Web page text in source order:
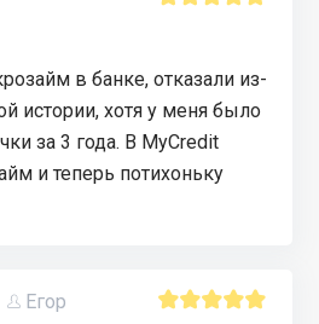
в банке, отказали из-
истории, хотя у меня было
за 3 года. В MyCredit
и теперь потихоньку
Егор